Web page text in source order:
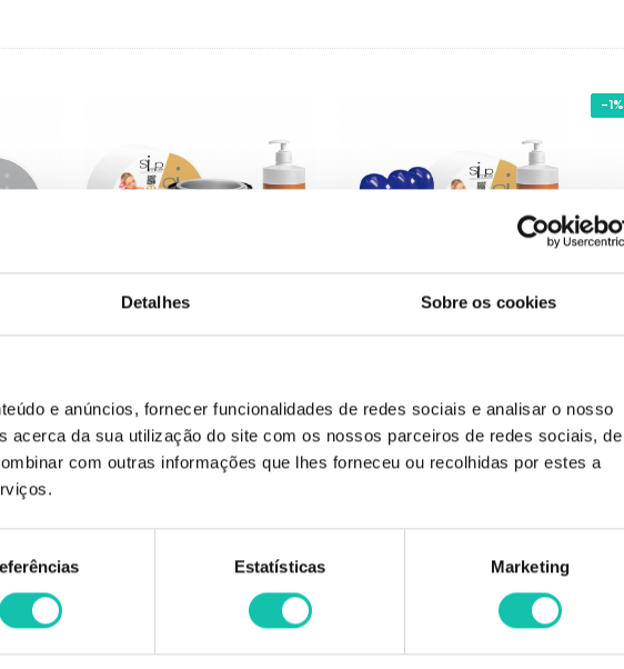
Detalhes Sobre os cookies
e anúncios, fornecer funcionalidades de redes sociais e analisar o nosso
acerca da sua utilização do site com os nossos parceiros de redes sociais, de
com outras informações que lhes forneceu ou recolhidas por estes a
Estatísticas Marketing
52.36€ 48.06€
-1%